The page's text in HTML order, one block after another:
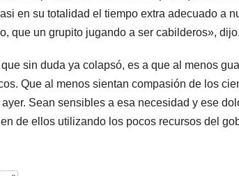
en su totalidad el tiempo extra adecuado a
que un grupito jugando a ser cabilderos», dijo.
sin duda ya colapsó, es a que al menos
Que al menos sientan compasión de los
Sean sensibles a esa necesidad y ese
de ellos utilizando los pocos recursos del